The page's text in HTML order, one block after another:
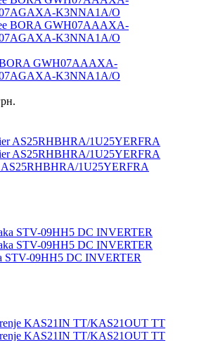
BORA GWH07AAAXA-
K3NNA1A/O
AS25RHBHRA/1U25YERFRA
STV-09HH5 DC INVERTER